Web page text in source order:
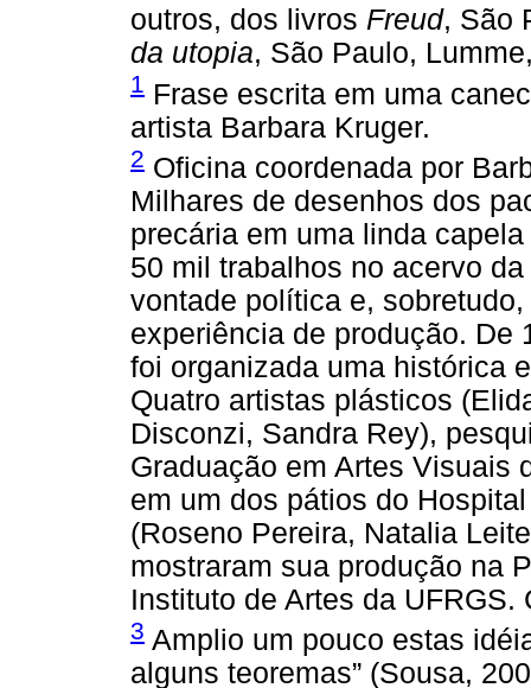
outros, dos livros Freud, São
da utopia, São Paulo,
1 Frase escrita em uma
artista Barbara Kruger.
2 Oficina coordenada por
Milhares de desenhos dos
precária em uma linda
50 mil trabalhos no acervo
vontade política e,
experiência de produção. De
foi organizada uma histórica
Quatro artistas plásticos
Disconzi, Sandra Rey),
Graduação em Artes Visuais
em um dos pátios do
(Roseno Pereira, Natalia
mostraram sua produção na
Instituto de Artes da
3 Amplio um pouco estas
alguns teoremas” (Sousa,